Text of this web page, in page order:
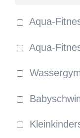
Aqua-
Aqua-